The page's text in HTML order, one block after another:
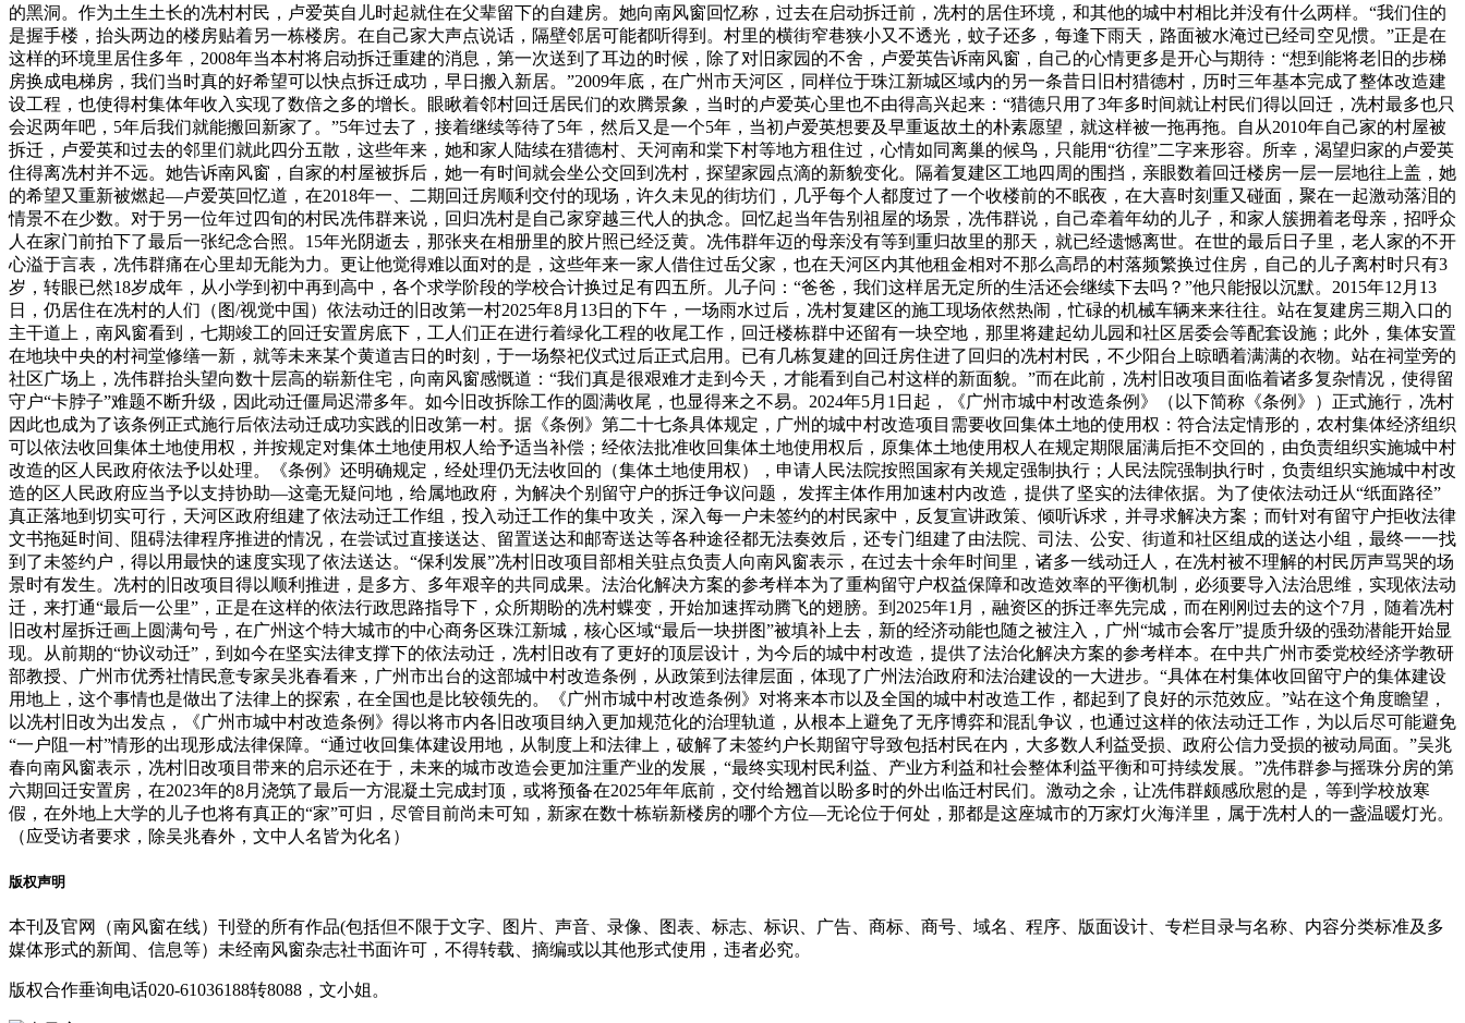
的黑洞。作为土生土长的冼村村民，卢爱英自儿时起就住在父辈留下的自建房。她向南风窗回忆称，过去在启动拆迁前，冼村的居住环境，和其他的城中村相比并没有什么两样。“我们住的
是握手楼，抬头两边的楼房贴着另一栋楼房。在自己家大声点说话，隔壁邻居可能都听得到。村里的横街窄巷狭小又不透光，蚊子还多，每逢下雨天，路面被水淹过已经司空见惯。”正是在
这样的环境里居住多年，2008年当本村将启动拆迁重建的消息，第一次送到了耳边的时候，除了对旧家园的不舍，卢爱英告诉南风窗，自己的心情更多是开心与期待：“想到能将老旧的步梯
房换成电梯房，我们当时真的好希望可以快点拆迁成功，早日搬入新居。”2009年底，在广州市天河区，同样位于珠江新城区域内的另一条昔日旧村猎德村，历时三年基本完成了整体改造建
设工程，也使得村集体年收入实现了数倍之多的增长。眼瞅着邻村回迁居民们的欢腾景象，当时的卢爱英心里也不由得高兴起来：“猎德只用了3年多时间就让村民们得以回迁，冼村最多也只
会迟两年吧，5年后我们就能搬回新家了。”5年过去了，接着继续等待了5年，然后又是一个5年，当初卢爱英想要及早重返故土的朴素愿望，就这样被一拖再拖。自从2010年自己家的村屋被
拆迁，卢爱英和过去的邻里们就此四分五散，这些年来，她和家人陆续在猎德村、天河南和棠下村等地方租住过，心情如同离巢的候鸟，只能用“彷徨”二字来形容。所幸，渴望归家的卢爱英
住得离冼村并不远。她告诉南风窗，自家的村屋被拆后，她一有时间就会坐公交回到冼村，探望家园点滴的新貌变化。隔着复建区工地四周的围挡，亲眼数着回迁楼房一层一层地往上盖，她
的希望又重新被燃起—卢爱英回忆道，在2018年一、二期回迁房顺利交付的现场，许久未见的街坊们，几乎每个人都度过了一个收楼前的不眠夜，在大喜时刻重又碰面，聚在一起激动落泪的
情景不在少数。对于另一位年过四旬的村民冼伟群来说，回归冼村是自己家穿越三代人的执念。回忆起当年告别祖屋的场景，冼伟群说，自己牵着年幼的儿子，和家人簇拥着老母亲，招呼众
人在家门前拍下了最后一张纪念合照。15年光阴逝去，那张夹在相册里的胶片照已经泛黄。冼伟群年迈的母亲没有等到重归故里的那天，就已经遗憾离世。在世的最后日子里，老人家的不开
心溢于言表，冼伟群痛在心里却无能为力。更让他觉得难以面对的是，这些年来一家人借住过岳父家，也在天河区内其他租金相对不那么高昂的村落频繁换过住房，自己的儿子离村时只有3
岁，转眼已然18岁成年，从小学到初中再到高中，各个求学阶段的学校合计换过足有四五所。儿子问：“爸爸，我们这样居无定所的生活还会继续下去吗？”他只能报以沉默。2015年12月13
日，仍居住在冼村的人们（图/视觉中国）依法动迁的旧改第一村2025年8月13日的下午，一场雨水过后，冼村复建区的施工现场依然热闹，忙碌的机械车辆来来往往。站在复建房三期入口的
主干道上，南风窗看到，七期竣工的回迁安置房底下，工人们正在进行着绿化工程的收尾工作，回迁楼栋群中还留有一块空地，那里将建起幼儿园和社区居委会等配套设施；此外，集体安置
在地块中央的村祠堂修缮一新，就等未来某个黄道吉日的时刻，于一场祭祀仪式过后正式启用。已有几栋复建的回迁房住进了回归的冼村村民，不少阳台上晾晒着满满的衣物。站在祠堂旁的
社区广场上，冼伟群抬头望向数十层高的崭新住宅，向南风窗感慨道：“我们真是很艰难才走到今天，才能看到自己村这样的新面貌。”而在此前，冼村旧改项目面临着诸多复杂情况，使得留
守户“卡脖子”难题不断升级，因此动迁僵局迟滞多年。如今旧改拆除工作的圆满收尾，也显得来之不易。2024年5月1日起，《广州市城中村改造条例》（以下简称《条例》）正式施行，冼村
因此也成为了该条例正式施行后依法动迁成功实践的旧改第一村。据《条例》第二十七条具体规定，广州的城中村改造项目需要收回集体土地的使用权：符合法定情形的，农村集体经济组织
可以依法收回集体土地使用权，并按规定对集体土地使用权人给予适当补偿；经依法批准收回集体土地使用权后，原集体土地使用权人在规定期限届满后拒不交回的，由负责组织实施城中村
改造的区人民政府依法予以处理。《条例》还明确规定，经处理仍无法收回的（集体土地使用权），申请人民法院按照国家有关规定强制执行；人民法院强制执行时，负责组织实施城中村改
造的区人民政府应当予以支持协助—这毫无疑问地，给属地政府，为解决个别留守户的拆迁争议问题， 发挥主体作用加速村内改造，提供了坚实的法律依据。为了使依法动迁从“纸面路径”
真正落地到切实可行，天河区政府组建了依法动迁工作组，投入动迁工作的集中攻关，深入每一户未签约的村民家中，反复宣讲政策、倾听诉求，并寻求解决方案；而针对有留守户拒收法律
文书拖延时间、阻碍法律程序推进的情况，在尝试过直接送达、留置送达和邮寄送达等各种途径都无法奏效后，还专门组建了由法院、司法、公安、街道和社区组成的送达小组，最终一一找
到了未签约户，得以用最快的速度实现了依法送达。“保利发展”冼村旧改项目部相关驻点负责人向南风窗表示，在过去十余年时间里，诸多一线动迁人，在冼村被不理解的村民厉声骂哭的场
景时有发生。冼村的旧改项目得以顺利推进，是多方、多年艰辛的共同成果。法治化解决方案的参考样本为了重构留守户权益保障和改造效率的平衡机制，必须要导入法治思维，实现依法动
迁，来打通“最后一公里”，正是在这样的依法行政思路指导下，众所期盼的冼村蝶变，开始加速挥动腾飞的翅膀。到2025年1月，融资区的拆迁率先完成，而在刚刚过去的这个7月，随着冼村
旧改村屋拆迁画上圆满句号，在广州这个特大城市的中心商务区珠江新城，核心区域“最后一块拼图”被填补上去，新的经济动能也随之被注入，广州“城市会客厅”提质升级的强劲潜能开始显
现。从前期的“协议动迁”，到如今在坚实法律支撑下的依法动迁，冼村旧改有了更好的顶层设计，为今后的城中村改造，提供了法治化解决方案的参考样本。在中共广州市委党校经济学教研
部教授、广州市优秀社情民意专家吴兆春看来，广州市出台的这部城中村改造条例，从政策到法律层面，体现了广州法治政府和法治建设的一大进步。“具体在村集体收回留守户的集体建设
用地上，这个事情也是做出了法律上的探索，在全国也是比较领先的。《广州市城中村改造条例》对将来本市以及全国的城中村改造工作，都起到了良好的示范效应。”站在这个角度瞻望，
以冼村旧改为出发点，《广州市城中村改造条例》得以将市内各旧改项目纳入更加规范化的治理轨道，从根本上避免了无序博弈和混乱争议，也通过这样的依法动迁工作，为以后尽可能避免
“一户阻一村”情形的出现形成法律保障。“通过收回集体建设用地，从制度上和法律上，破解了未签约户长期留守导致包括村民在内，大多数人利益受损、政府公信力受损的被动局面。”吴兆
春向南风窗表示，冼村旧改项目带来的启示还在于，未来的城市改造会更加注重产业的发展，“最终实现村民利益、产业方利益和社会整体利益平衡和可持续发展。”冼伟群参与摇珠分房的第
六期回迁安置房，在2023年的8月浇筑了最后一方混凝土完成封顶，或将预备在2025年年底前，交付给翘首以盼多时的外出临迁村民们。激动之余，让冼伟群颇感欣慰的是，等到学校放寒
假，在外地上大学的儿子也将有真正的“家”可归，尽管目前尚未可知，新家在数十栋崭新楼房的哪个方位—无论位于何处，那都是这座城市的万家灯火海洋里，属于冼村人的一盏温暖灯光。
（应受访者要求，除吴兆春外，文中人名皆为化名）
版权声明
本刊及官网（南风窗在线）刊登的所有作品(包括但不限于文字、图片、声音、录像、图表、标志、标识、广告、商标、商号、域名、程序、版面设计、专栏目录与名称、内容分类标准及多
媒体形式的新闻、信息等）未经南风窗杂志社书面许可，不得转载、摘编或以其他形式使用，违者必究。
版权合作垂询电话020-61036188转8088，文小姐。